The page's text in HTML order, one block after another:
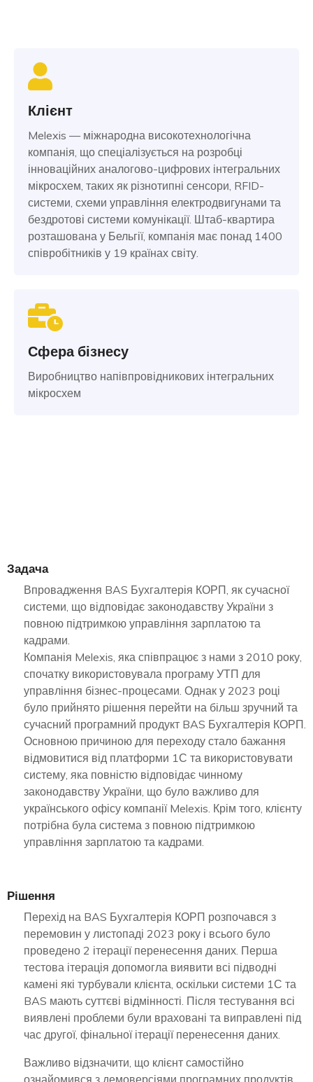
Клієнт
Melexis — міжнародна високотехнологічна
компанія, що спеціалізується на розробці
інноваційних аналогово-цифрових інтегральних
мікросхем, таких як різнотипні сенсори, RFID-
системи, схеми управління електродвигунами та
бездротові системи комунікації. Штаб-квартира
розташована у Бельгії, компанія має понад 1400
співробітників у 19 країнах світу.
Сфера бізнесу
Виробництво напівпровідникових інтегральних
мікросхем
Задача
Впровадження BAS Бухгалтерія КОРП, як сучасної
системи, що відповідає законодавству України з
повною підтримкою управління зарплатою та
кадрами.
Компанія Melexis, яка співпрацює з нами з 2010 року,
спочатку використовувала програму УТП для
управління бізнес-процесами. Однак у 2023 році
було прийнято рішення перейти на більш зручний та
сучасний програмний продукт BAS Бухгалтерія КОРП.
Основною причиною для переходу стало бажання
відмовитися від платформи 1С та використовувати
систему, яка повністю відповідає чинному
законодавству України, що було важливо для
українського офісу компанії Melexis. Крім того, клієнту
потрібна була система з повною підтримкою
управління зарплатою та кадрами.
Рішення
Перехід на BAS Бухгалтерія КОРП розпочався з
перемовин у листопаді 2023 року і всього було
проведено 2 ітерації перенесення даних. Перша
тестова ітерація допомогла виявити всі підводні
камені які турбували клієнта, оскільки системи 1С та
BAS мають суттєві відмінності. Після тестування всі
виявлені проблеми були враховані та виправлені під
час другої, фінальної ітерації перенесення даних.
Важливо відзначити, що клієнт самостійно